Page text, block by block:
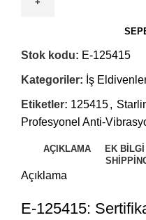
Stok kodu: E-125415
Kategoriler: İş
Etiketler: 125415,
Profesyonel Anti-
AÇIKLAMA EK BILGI
Açıklama
E-125415: